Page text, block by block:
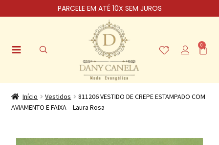
PARCELE EM ATÉ 10X SEM JUROS
0
Início Vestidos
811206 VESTIDO DE CREPE ESTAMPADO COM
AVIAMENTO E FAIXA – Laura Rosa